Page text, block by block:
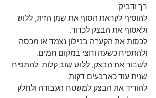
רך ודביק.
להוסיף לקראת הסוף את שמן הזית, ללוש
ולאסוף את הבצק לכדור.
לכסות את הקערה בניילון נצמד או מכסה
ולהתפיח כשעה וחצי במקום חמים.
לשבור את הבצק, ללוש שוב קלות ולהתפיח
שנית עוד כארבעים דקות.
להוריד את הבצק למשטח העבודה ולחלק